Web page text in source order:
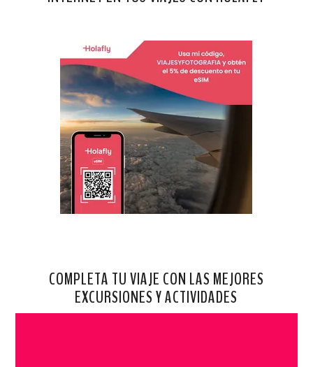
COMPLETA TU VIAJE CON LAS MEJORES
EXCURSIONES Y ACTIVIDADES